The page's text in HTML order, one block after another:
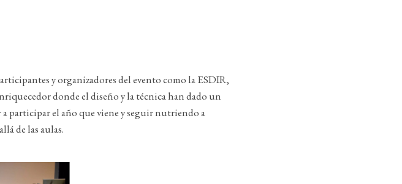
y organizadores del evento como la ESDIR,
donde el diseño y la técnica han dado un
a participar el año que viene y seguir nutriendo a
de las aulas.